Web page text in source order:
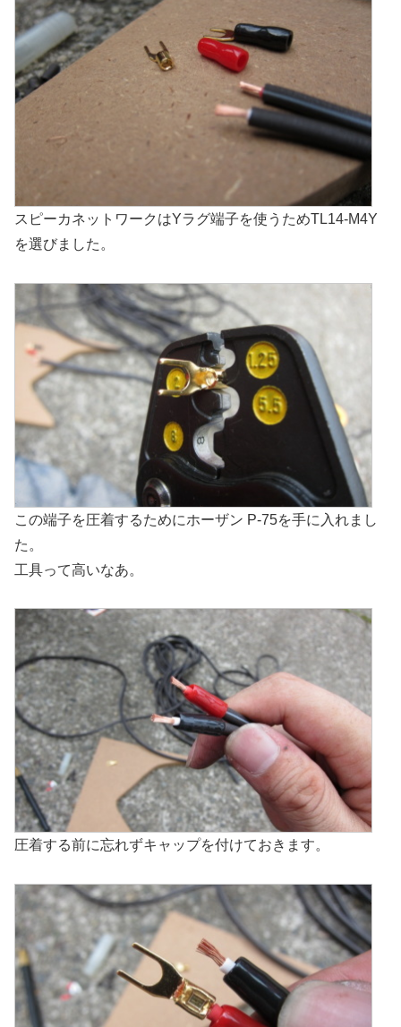
スピーカネットワークはYラグ端子を使うためTL14-M4Y
を選びました。
この端子を圧着するためにホーザン P-75を手に入れまし
た。
工具って高いなあ。
圧着する前に忘れずキャップを付けておきます。